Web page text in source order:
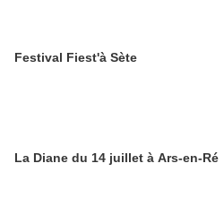
Festival Fiest'à Sète
La Diane du 14 juillet à Ars-en-Ré